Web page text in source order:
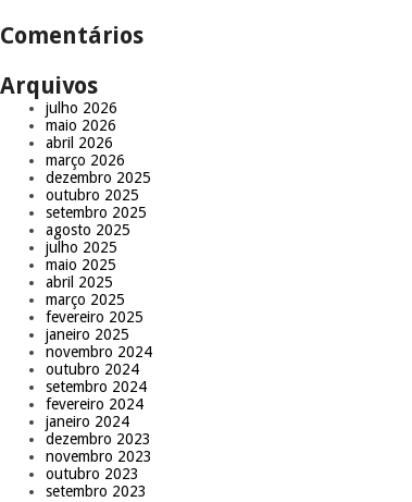
Comentários
Arquivos
julho 2026
maio 2026
abril 2026
março 2026
dezembro 2025
outubro 2025
setembro 2025
agosto 2025
julho 2025
maio 2025
abril 2025
março 2025
fevereiro 2025
janeiro 2025
novembro 2024
outubro 2024
setembro 2024
fevereiro 2024
janeiro 2024
dezembro 2023
novembro 2023
outubro 2023
setembro 2023